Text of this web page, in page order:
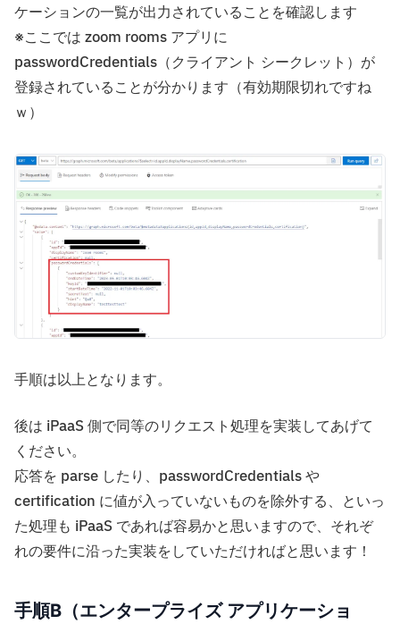
ケーションの一覧が出力されていることを確認します
※ここでは zoom rooms アプリに
passwordCredentials（クライアント シークレット）が
登録されていることが分かります（有効期限切れですね
ｗ）
手順は以上となります。
後は iPaaS 側で同等のリクエスト処理を実装してあげて
ください。
応答を parse したり、passwordCredentials や
certification に値が入っていないものを除外する、といっ
た処理も iPaaS であれば容易かと思いますので、それぞ
れの要件に沿った実装をしていただければと思います！
手順B（エンタープライズ アプリケーショ